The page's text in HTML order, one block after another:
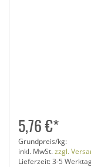
5,76 €*
Grundpreis/kg:
inkl. MwSt.zzgl.
Lieferzeit: 3-5